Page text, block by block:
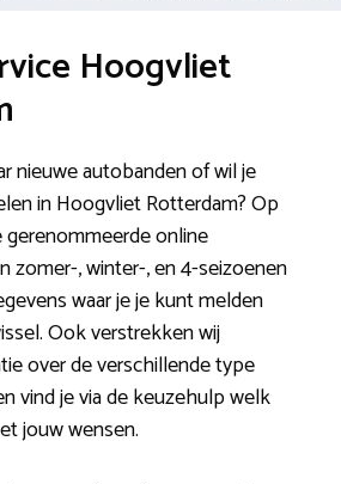
Hoogvliet
nieuwe autobanden of wil je
in Hoogvliet Rotterdam? Op
gerenommeerde online
zomer-, winter-, en 4-seizoenen
waar je je kunt melden
Ook verstrekken wij
over de verschillende type
vind je via de keuzehulp welk
jouw wensen.